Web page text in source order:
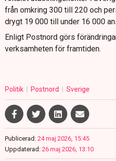
från omkring 300 till 220 och
drygt 19 000 till under 16 000
Enligt Postnord görs
verksamheten för framtiden.
Politik Postnord Sverige
Publicerad: 24 maj 2026, 15:45
Uppdaterad: 26 maj 2026, 13:10